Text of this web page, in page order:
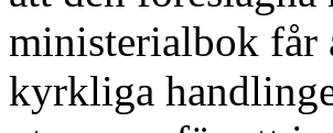
ministerialbok får
kyrkliga